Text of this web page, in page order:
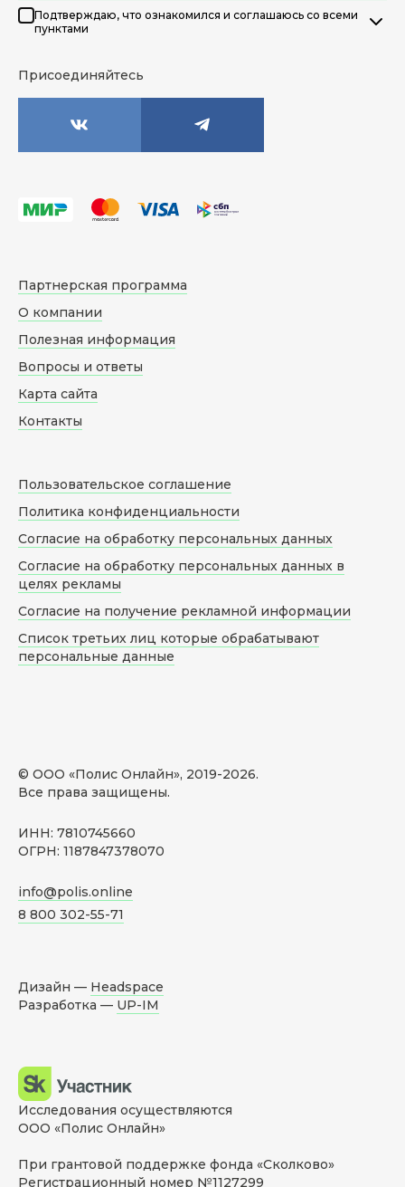
Подтверждаю, что ознакомился и соглашаюсь со всеми
пунктами
Присоединяйтесь
© ООО «Полис Онлайн», 2019-2026.
Все права защищены.
ИНН: 7810745660
ОГРН: 1187847378070
info@polis.online
8 800 302-55-71
Партнерская программа
О компании
Полезная информация
Вопросы и ответы
Карта сайта
Контакты
Пользовательское соглашение
Политика конфиденциальности
Согласие на обработку персональных данных
Согласие на обработку персональных данных в
целях рекламы
Согласие на получение рекламной информации
Список третьих лиц которые обрабатывают
персональные данные
Дизайн — Headspace
Разработка — UP-IM
Исследования осуществляются
ООО «Полис Онлайн»
При грантовой поддержке фонда «Сколково»
Регистрационный номер №1127299